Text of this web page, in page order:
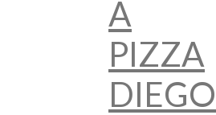
À
PIZZA
DIEGO